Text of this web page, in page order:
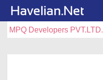
MPQ Developers PVT.LTD.